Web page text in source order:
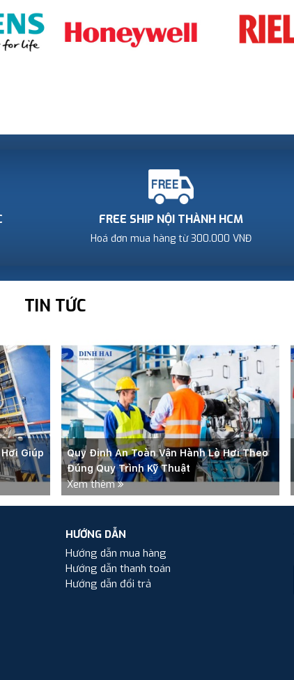
FREE SHIP NỘI THÀNH HCM
Hoá đơn mua hàng từ 300.000 VNĐ
TIN TỨC
Giúp
Quy Định An Toàn Vận Hành Lò Hơi Theo
Đúng Quy Trình Kỹ Thuật
Xem thêm
HƯỚNG DẪN
Hướng dẫn mua hàng
Hướng dẫn thanh toán
Hướng dẫn đổi trả